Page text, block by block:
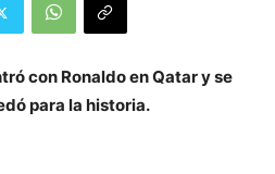
con Ronaldo en Qatar y se
para la historia.